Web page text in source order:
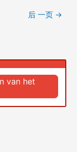
后 一页 →
van het